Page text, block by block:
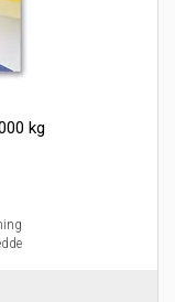
kg